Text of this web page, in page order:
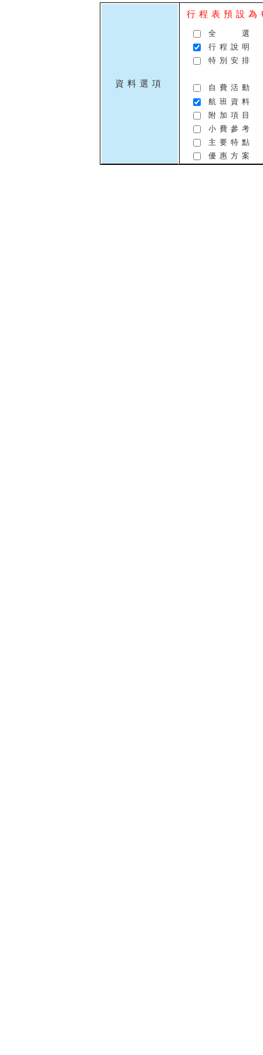
資料選項
行程表預設
全 選
行程說明
特別安排
自費活動
航班資料
附加項目
小費參考
主要特點
優惠方案